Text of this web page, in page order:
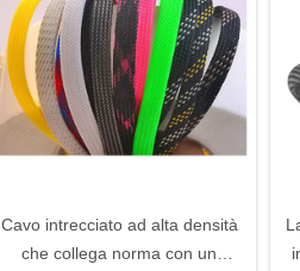
Cavo intrecciato ad alta densità
che collega norma con un